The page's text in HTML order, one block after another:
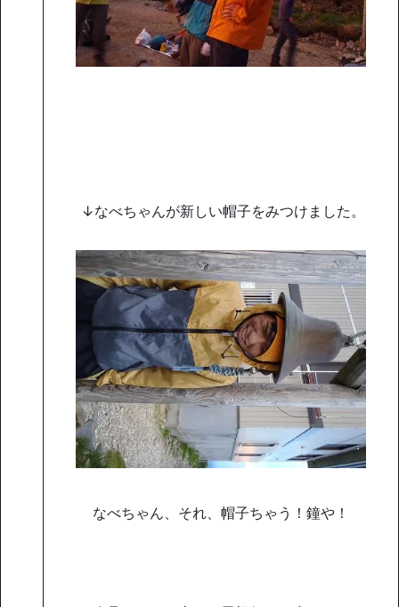
↓なべちゃんが新しい帽子をみつけました。
なべちゃん、それ、帽子ちゃう！鐘や！